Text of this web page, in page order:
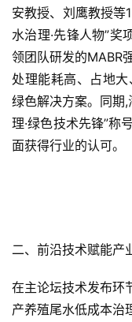
安教授、刘鹰教授等
水治理·先锋人物”奖
领团队研发的MABR
处理能耗高、占地
绿色解决方案。同期
理·绿色技术先锋”称
面获得行业的认可。
二、前沿技术赋能产
在主论坛技术发布环
产养殖尾水低成本治